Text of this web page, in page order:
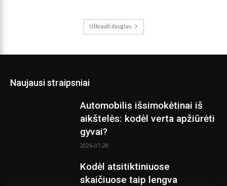
Užkrauti daugiau
Naujausi straipsniai
Automobilis išsimokėtinai iš
aikštelės: kodėl verta apžiūrėti
gyvai?
2026-07-28
Kodėl atsitiktiniuose
skaičiuose taip lengva